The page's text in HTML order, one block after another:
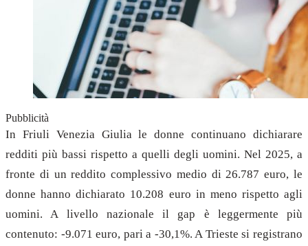
Pubblicità
In Friuli Venezia Giulia le donne continuano dichiarare
redditi più bassi rispetto a quelli degli uomini. Nel 2025, a
fronte di un reddito complessivo medio di 26.787 euro, le
donne hanno dichiarato 10.208 euro in meno rispetto agli
uomini. A livello nazionale il gap è leggermente più
contenuto: -9.071 euro, pari a -30,1%. A Trieste si registrano